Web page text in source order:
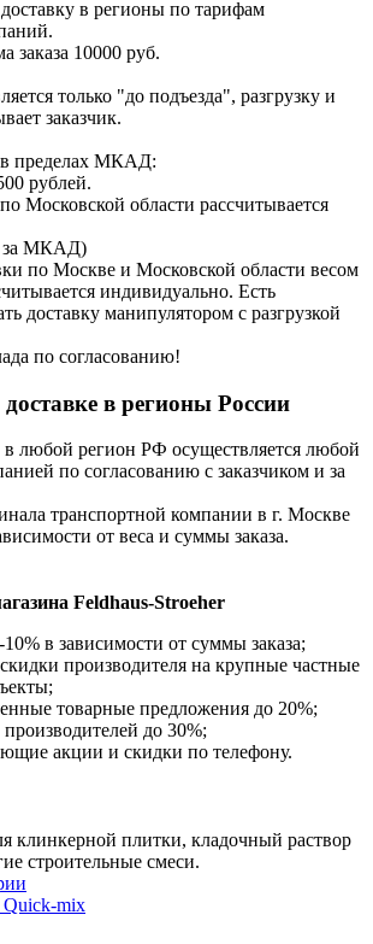
в регионы по тарифам
заказа 10000 руб.
только "до подъезда", разгрузку и
заказчик.
в пределах МКАД:
рублей.
Московской области рассчитывается
за МКАД)
по Москве и Московской области весом
индивидуально. Есть
доставку манипулятором с разгрузкой
по согласованию!
в регионы России
в любой регион РФ осуществляется любой
по согласованию с заказчиком и за
транспортной компании в г. Москве
от веса и суммы заказа.
Feldhaus-Stroeher
в зависимости от суммы заказа;
производителя на крупные частные
товарные предложения до 20%;
до 30%;
акции и скидки по телефону.
клинкерной плитки, кладочный раствор
строительные смеси.
Quick-mix